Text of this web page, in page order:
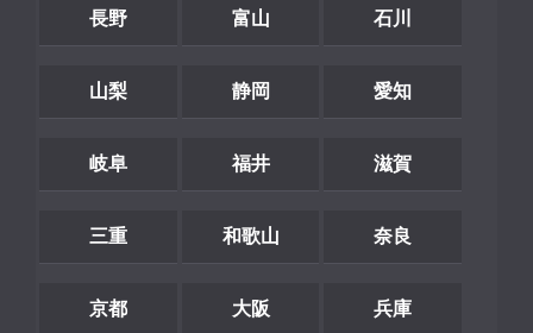
長野 富山 石川
山梨 静岡 愛知
岐阜 福井 滋賀
三重 和歌山 奈良
京都 大阪 兵庫